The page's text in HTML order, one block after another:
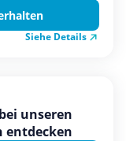
Siehe Details
unseren
entdecken